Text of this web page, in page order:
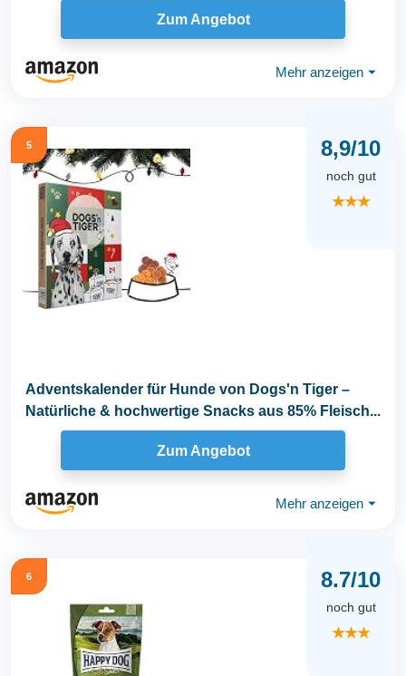
Zum Angebot
Mehr anzeigen ⏷
5 8,9/10
noch gut
★★★
Adventskalender für Hunde von Dogs'n Tiger –
Natürliche & hochwertige Snacks aus 85% Fleisch...
Zum Angebot
Mehr anzeigen ⏷
6 8.7/10
noch gut
★★★